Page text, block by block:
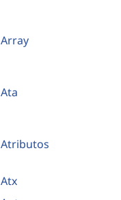
Array
Ata
Atributos
Atx